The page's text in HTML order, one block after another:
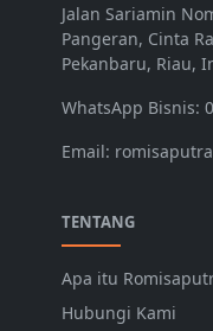
Jalan Sariamin
Pangeran, Cinta
Pekanbaru, Riau,
WhatsApp Bisnis:
Email:
TENTANG
Apa itu
Hubungi Kami